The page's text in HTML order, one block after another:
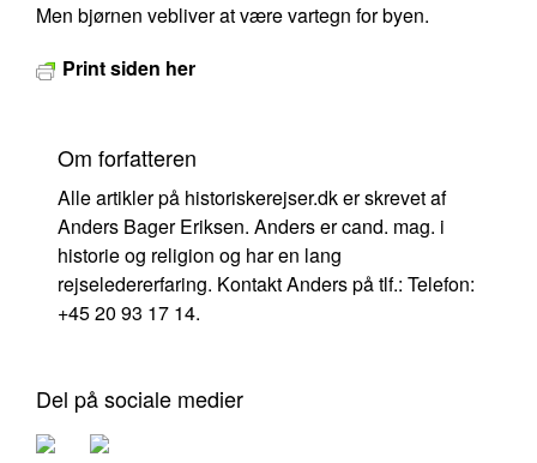
Men bjørnen vebliver at være vartegn for byen.
Print siden her
Om forfatteren
Alle artikler på historiskerejser.dk er skrevet af
Anders Bager Eriksen. Anders er cand. mag. i
historie og religion og har en lang
rejseledererfaring. Kontakt Anders på tlf.: Telefon:
+45 20 93 17 14.
Del på sociale medier